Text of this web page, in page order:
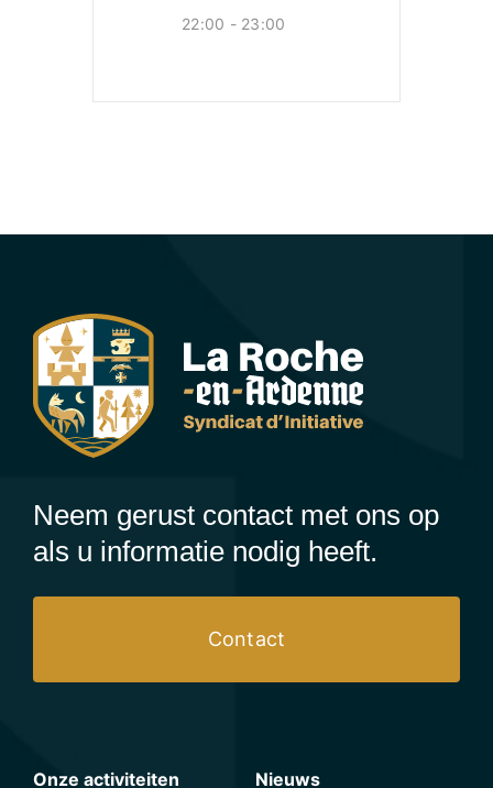
22:00 - 23:00
Neem gerust contact met ons op
als u informatie nodig heeft.
Contact
Onze activiteiten Nieuws